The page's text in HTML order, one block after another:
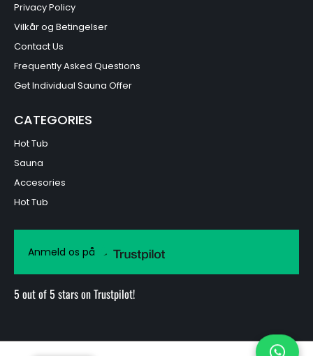
Privacy Policy
Vilkår og Betingelser
Contact Us
Frequently Asked Questions
Get Individual Sauna Offer
CATEGORIES
Hot Tub
Sauna
Accesories
Hot Tub
Anmeld os på
5 out of 5 stars on Trustpilot!